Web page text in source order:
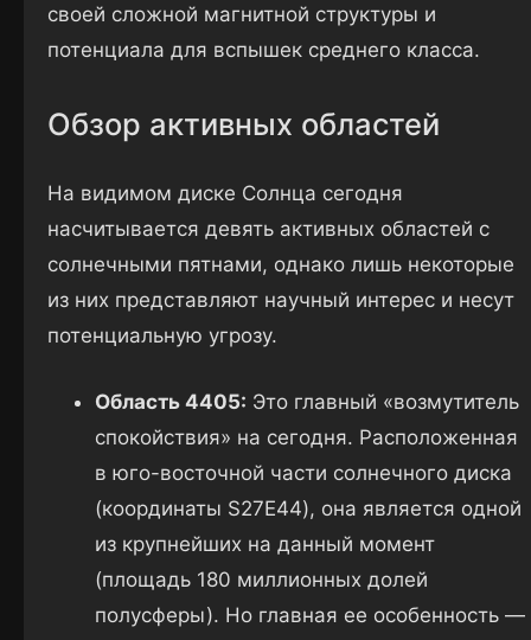
своей сложной магнитной структуры и
потенциала для вспышек среднего класса.
Обзор активных областей
На видимом диске Солнца сегодня
насчитывается девять активных областей с
солнечными пятнами, однако лишь некоторые
из них представляют научный интерес и несут
потенциальную угрозу.
Область 4405: Это главный «возмутитель
спокойствия» на сегодня. Расположенная
в юго-восточной части солнечного диска
(координаты S27E44), она является одной
из крупнейших на данный момент
(площадь 180 миллионных долей
полусферы). Но главная ее особенность —